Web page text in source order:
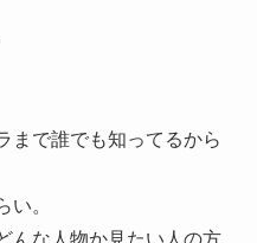
まで誰でも知ってるから
い。
んな人物か見たい人の方